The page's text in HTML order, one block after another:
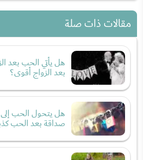
مقالات ذات صلة
هل يأتي الحب بعد
بعد الزواج أقوى؟
هل يتحول الحب
صداقة بعد الحب